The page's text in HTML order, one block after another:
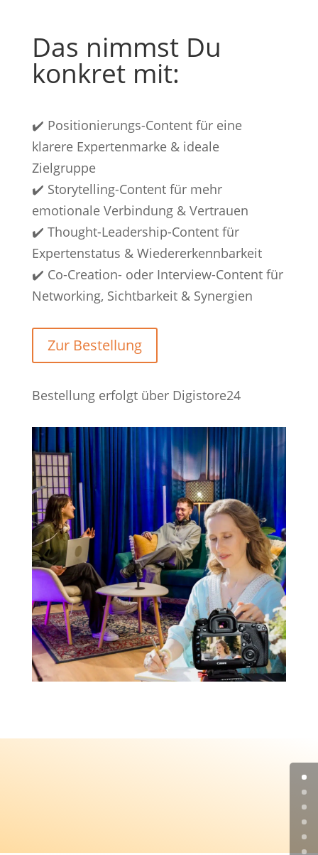
Das nimmst Du
konkret mit:
✔️ Positionierungs-Content für eine
klarere Expertenmarke & ideale
Zielgruppe
✔️ Storytelling-Content für mehr
emotionale Verbindung & Vertrauen
✔️ Thought-Leadership-Content für
Expertenstatus & Wiedererkennbarkeit
✔️ Co-Creation- oder Interview-Content für
Networking, Sichtbarkeit & Synergien
Zur Bestellung
Bestellung erfolgt über Digistore24